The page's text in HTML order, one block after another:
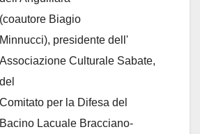
(coautore Biagio
Minnucci), presidente dell'
Associazione Culturale Sabate,
del
Comitato per la Difesa del
Bacino Lacuale Bracciano-